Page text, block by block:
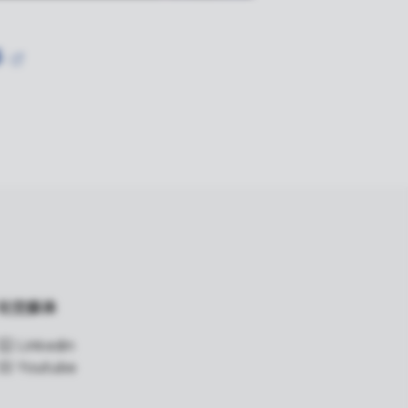
交媒体
Linkedin
Youtube